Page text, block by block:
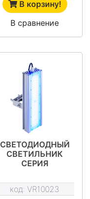
В корзину!
В сравнение
СВЕТОДИОДНЫЙ
СВЕТИЛЬНИК
СЕРИЯ
VRN-AR60-32-
ABK67-U
код: VR10023